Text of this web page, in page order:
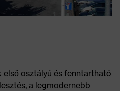
első osztályú és fenntartható
a legmodernebb